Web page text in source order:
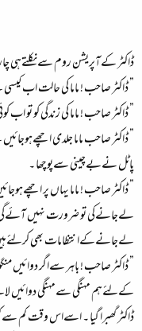
ڈاکٹر کےآپریشن روم
” ڈاکٹر صاحب ! ماما کی حالت اب
” ڈاکٹر صاحب ! ماما کی زندگی کو
” ڈاکٹر صاحب ماما جلدی
پاٹل نےبےچینی سےپوچھا ۔
” ڈاکٹر صاحب ! ماما یہاں پر
لےجانےکی تو ضرورت نہیں آئےگی
لےجانےکےانتظامات بھی
” ڈاکٹر صاحب ! باہر سےاگر دوائیں
کےلئےہم مہنگی سےمہنگی دوائیں
ڈاکٹر گھبرا گیا ۔ اسےاس وقت کم